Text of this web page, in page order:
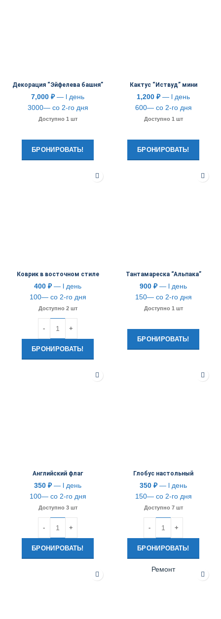
Декорация “Эйфелева башня”
7,000 ₽— l день
3000— со 2-го дня
Доступно 1 шт
БРОНИРОВАТЬ!
Кактус “Иствуд” мини
1,200 ₽— l день
600— со 2-го дня
Доступно 1 шт
БРОНИРОВАТЬ!
Коврик в восточном стиле
400 ₽— l день
100— со 2-го дня
Доступно 2 шт
БРОНИРОВАТЬ!
Тантамареска “Альпака”
900 ₽— l день
150— со 2-го дня
Доступно 1 шт
БРОНИРОВАТЬ!
Английский флаг
350 ₽— l день
100— со 2-го дня
Доступно 3 шт
БРОНИРОВАТЬ!
Глобус настольный
350 ₽— l день
150— со 2-го дня
Доступно 7 шт
БРОНИРОВАТЬ!
Ремонт